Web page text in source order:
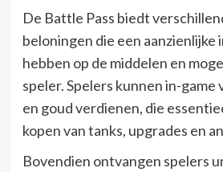
De Battle Pass biedt
beloningen die een aanzienlijke
hebben op de middelen en
speler. Spelers kunnen in-game
en goud verdienen, die
kopen van tanks, upgrades en
Bovendien ontvangen spelers